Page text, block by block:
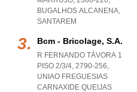
BUGALHOS ALCANENA,
SANTAREM
Bcm - Bricolage, S.a.
R FERNANDO TÁVORA 1
PISO 2/3/4, 2790-256,
UNIAO FREGUESIAS
CARNAXIDE QUEIJAS